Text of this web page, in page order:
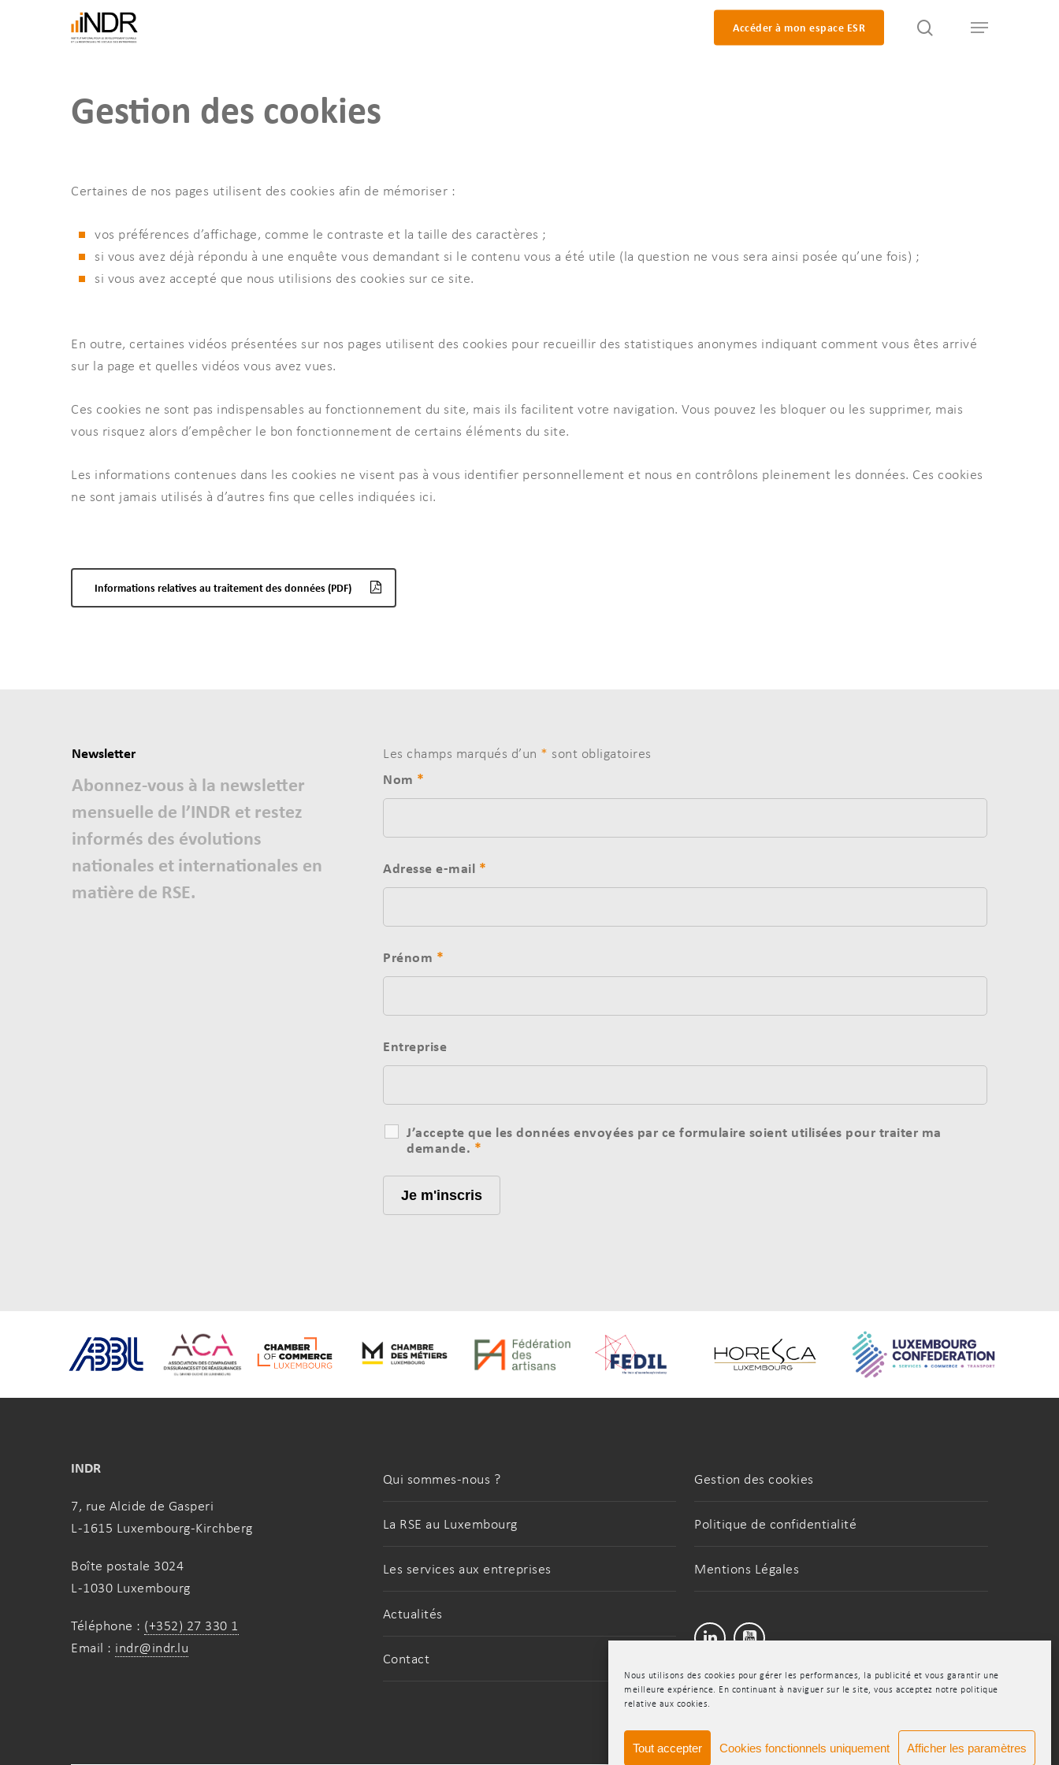
Nous utilisons des cookies pour gérer les performances, la publicité et vous garantir une
meilleure expérience. En continuant à naviguer sur le site, vous acceptez notre politique
relative aux cookies.
Tout accepter Cookies fonctionnels uniquement Afficher les paramètres
Entrez un mot-clé et tapez sur “Enter" pour lancer votre recherche
Accéder à mon espace ESR searchMenu
Gestion des cookies
Certaines de nos pages utilisent des cookies afin de mémoriser :
vos préférences d’affichage, comme le contraste et la taille des caractères ;
si vous avez déjà répondu à une enquête vous demandant si le contenu vous a été utile (la question ne vous sera ainsi posée qu’une fois) ;
si vous avez accepté que nous utilisions des cookies sur ce site.
En outre, certaines vidéos présentées sur nos pages utilisent des cookies pour recueillir des statistiques anonymes indiquant comment vous êtes arrivé
sur la page et quelles vidéos vous avez vues.
Ces cookies ne sont pas indispensables au fonctionnement du site, mais ils facilitent votre navigation. Vous pouvez les bloquer ou les supprimer, mais
vous risquez alors d’empêcher le bon fonctionnement de certains éléments du site.
Les informations contenues dans les cookies ne visent pas à vous identifier personnellement et nous en contrôlons pleinement les données. Ces cookies
ne sont jamais utilisés à d’autres fins que celles indiquées ici.
Informations relatives au traitement des données (PDF)
Newsletter
Abonnez-vous à la newsletter
mensuelle de l’INDR et restez
informés des évolutions
nationales et internationales en
matière de RSE.
Les champs marqués d’un * sont obligatoires
Nom *
Adresse e-mail *
Prénom *
Entreprise
J’accepte que les données envoyées par ce formulaire soient utilisées pour traiter ma
demande. *
INDR
7, rue Alcide de Gasperi
L-1615 Luxembourg-Kirchberg
Boîte postale 3024
L-1030 Luxembourg
Téléphone : (+352) 27 330 1
Email : indr@indr.lu
Qui sommes-nous ?
La RSE au Luxembourg
Les services aux entreprises
Actualités
Contact
Gestion des cookies
Politique de confidentialité
Mentions Légales
LinkedInYoutube